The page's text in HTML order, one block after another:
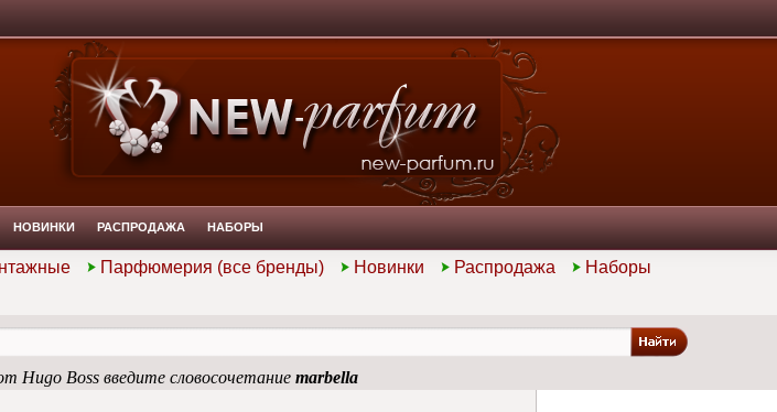
НОВИНКИ РАСПРОДАЖА НАБОРЫ
Парфюмерия (все бренды) Новинки Распродажа Наборы
Boss введите словосочетание marbella